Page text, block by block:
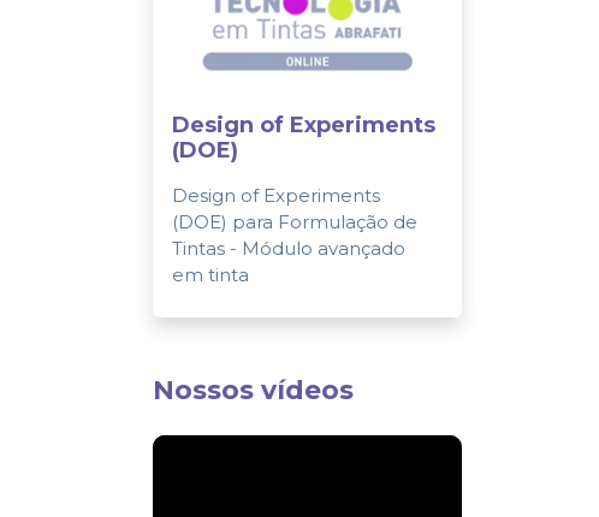
Design of Experiments
(DOE)
Design of Experiments
(DOE) para Formulação de
Tintas - Módulo avançado
em tinta
Nossos vídeos